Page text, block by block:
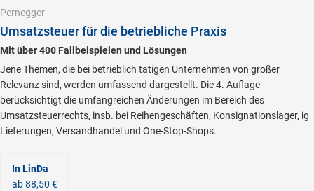
Pernegger
Umsatzsteuer für die betriebliche Praxis
Mit über 400 Fallbeispielen und Lösungen
Jene Themen, die bei betrieblich tätigen Unternehmen von großer
Relevanz sind, werden umfassend dargestellt. Die 4. Auflage
berücksichtigt die umfangreichen Änderungen im Bereich des
Umsatzsteuerrechts, insb. bei Reihengeschäften, Konsignationslager, ig
Lieferungen, Versandhandel und One-Stop-Shops.
In LinDa
ab 88,50 €